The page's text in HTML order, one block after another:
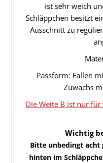
ist sehr weich
Schläppchen besitzt
Ausschnitt zu
Passform: Fallen
Zuwachs
Die Weite B ist nur
Wichtig
Bitte unbedingt acht
hinten im